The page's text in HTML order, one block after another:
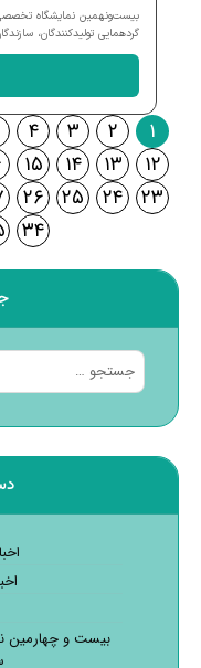
بیست‌ونهمین نمایشگاه
گردهمایی تولیدکنندگان،
۱ ۲ ۳ ۴
۱۲
۱۳ ۱۴ ۱۵
۲۳
۲۴ ۲۵ ۲۶
۳۴
بیست و چهارمین